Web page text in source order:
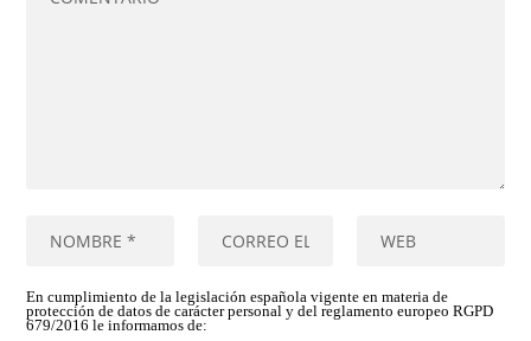
En cumplimiento de la legislación española vigente en materia de
protección de datos de carácter personal y del reglamento europeo RGPD
679/2016 le informamos de: